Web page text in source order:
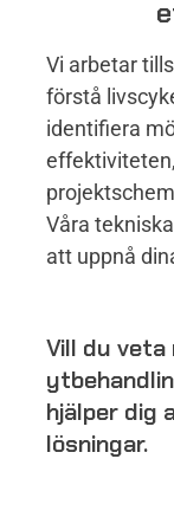
Vi arbetar
förstå
identifiera
Våra
att uppnå
Vill du veta
hjälper dig
lösningar.